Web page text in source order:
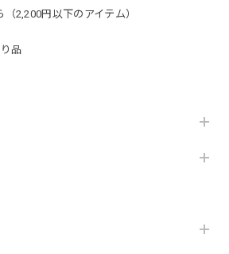
2,200円以下のアイテム）
品